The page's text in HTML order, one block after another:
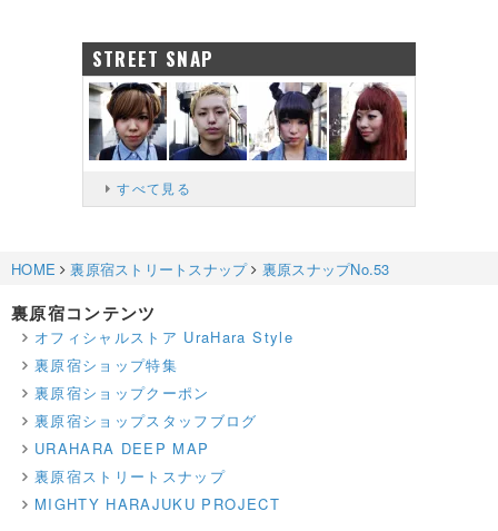
STREET SNAP
すべて見る
HOME 裏原宿ストリートスナップ 裏原スナップNo.53
裏原宿コンテンツ
オフィシャルストア UraHara Style
裏原宿ショップ特集
裏原宿ショップクーポン
裏原宿ショップスタッフブログ
URAHARA DEEP MAP
裏原宿ストリートスナップ
MIGHTY HARAJUKU PROJECT